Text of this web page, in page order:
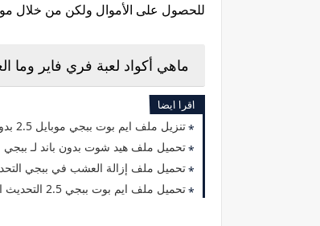
للحصول على الأموال ولكن من خلال
ماهي أكواد لعبة فري فاير وما
اقرا ايضا
تنزيل ملف ايم بوت ببجي موبايل 2.5 بدون باند التحديث الجديد
تحميل ملف هيد شوت بدون باند لـ ببجي
تحميل ملف إزالة العشب في ببجي التحديث
تحميل ملف ايم بوت ببجي 2.5 التحديث الجديد 2023 بدون حظر